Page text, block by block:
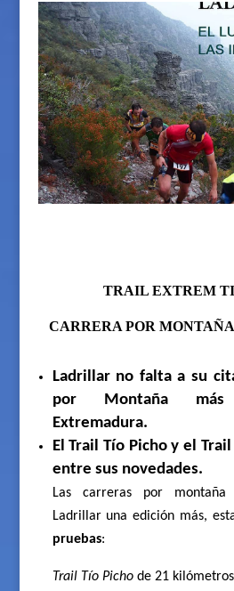
TRAIL EXTREM
CARRERA POR
Ladrillar no falta a su
por Montaña
Extremadura.
El Trail Tío Picho y el
entre sus novedades.
Las carreras por
Ladrillar una edición más,
pruebas:
Trail Tío Pichode 21